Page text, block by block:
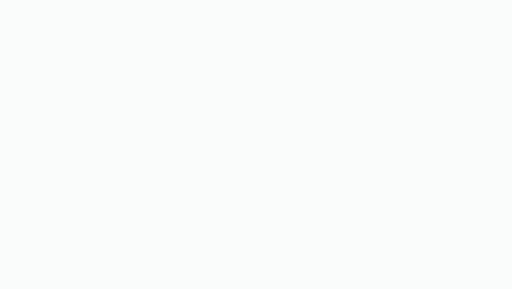
para Sistemas de Gestão de Segurança da
conhecimento para consultores.